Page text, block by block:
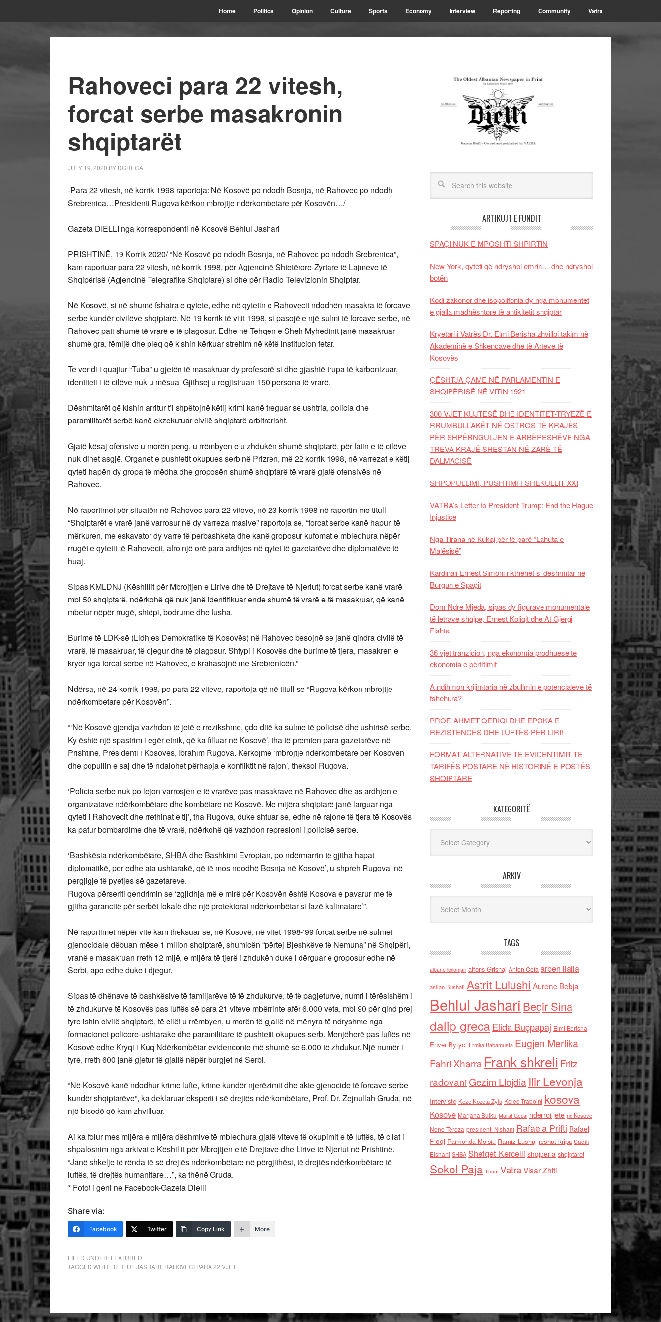
Home Politics Opinion Culture Sports Economy Interview Reporting Community Vatra
Rahoveci para 22 vitesh,
forcat serbe masakronin
shqiptarët
JULY 19, 2020 BY DGRECA
-Para 22 vitesh, në korrik 1998 raportoja: Në Kosovë po ndodh Bosnja, në Rahovec po ndodh
Srebrenica…Presidenti Rugova kërkon mbrojtje ndërkombetare për Kosovën…/
Gazeta DIELLI nga korrespondenti në Kosovë Behlul Jashari
PRISHTINË, 19 Korrik 2020/ “Në Kosovë po ndodh Bosnja, në Rahovec po ndodh Srebrenica”,
kam raportuar para 22 vitesh, në korrik 1998, për Agjencinë Shtetërore-Zyrtare të Lajmeve të
Shqipërisë (Agjencinë Telegrafike Shqiptare) si dhe për Radio Televizionin Shqiptar.
Në Kosovë, si në shumë fshatra e qytete, edhe në qytetin e Rahovecit ndodhën masakra të forcave
serbe kundër civilëve shqiptarë. Në 19 korrik të vitit 1998, si pasojë e një sulmi të forcave serbe, në
Rahovec pati shumë të vrarë e të plagosur. Edhe në Tehqen e Sheh Myhedinit janë masakruar
shumë gra, fëmijë dhe pleq që kishin kërkuar strehim në këtë institucion fetar.
Te vendi i quajtur “Tuba” u gjetën të masakruar dy profesorë si dhe gjashtë trupa të karbonizuar,
identiteti i të cilëve nuk u mësua. Gjithsej u regjistruan 150 persona të vrarë.
Dëshmitarët që kishin arritur t’i shpëtojnë këtij krimi kanë treguar se ushtria, policia dhe
paramilitarët serbë kanë ekzekutuar civilë shqiptarë arbitrarisht.
Gjatë kësaj ofensive u morën peng, u rrëmbyen e u zhdukën shumë shqiptarë, për fatin e të cilëve
nuk dihet asgjë. Organet e pushtetit okupues serb në Prizren, më 22 korrik 1998, në varrezat e këtij
qyteti hapën dy gropa të mëdha dhe groposën shumë shqiptarë të vrarë gjatë ofensivës në
Rahovec.
Në raportimet për situatën në Rahovec para 22 viteve, në 23 korrik 1998 në raportin me titull
“Shqiptarët e vrarë janë varrosur në dy varreza masive” raportoja se, “forcat serbe kanë hapur, të
mërkuren, me eskavator dy varre të perbashketa dhe kanë groposur kufomat e mbledhura nëpër
rrugët e qytetit të Rahovecit, afro një orë para ardhjes në qytet të gazetarëve dhe diplomatëve të
huaj.
Sipas KMLDNJ (Këshillit për Mbrojtjen e Lirive dhe të Drejtave të Njeriut) forcat serbe kanë vrarë
mbi 50 shqiptarë, ndërkohë që nuk janë identifikuar ende shumë të vrarë e të masakruar, që kanë
mbetur nëpër rrugë, shtëpi, bodrume dhe fusha.
Burime të LDK-së (Lidhjes Demokratike të Kosovës) në Rahovec besojnë se janë qindra civilë të
vrarë, të masakruar, të djegur dhe të plagosur. Shtypi i Kosovës dhe burime të tjera, masakren e
kryer nga forcat serbe në Rahovec, e krahasojnë me Srebrenicën.”
Ndërsa, në 24 korrik 1998, po para 22 viteve, raportoja që në titull se “Rugova kërkon mbrojtje
ndërkombetare për Kosovën”.
“‘Në Kosovë gjendja vazhdon të jetë e rrezikshme, çdo ditë ka sulme të policisë dhe ushtrisë serbe.
Ky është një spastrim i egër etnik, që ka filluar në Kosovë’, tha të premten para gazetarëve në
Prishtinë, Presidenti i Kosovës, Ibrahim Rugova. Kerkojmë ‘mbrojtje ndërkombëtare për Kosovën
dhe popullin e saj dhe të ndalohet përhapja e konfliktit në rajon’, theksoi Rugova.
‘Policia serbe nuk po lejon varrosjen e të vrarëve pas masakrave në Rahovec dhe as ardhjen e
organizatave ndërkombëtare dhe kombëtare në Kosovë. Me mijëra shqiptarë janë larguar nga
qyteti i Rahovecit dhe rrethinat e tij’, tha Rugova, duke shtuar se, edhe në rajone të tjera të Kosovës
ka patur bombardime dhe të vrarë, ndërkohë që vazhdon represioni i policisë serbe.
‘Bashkësia ndërkombëtare, SHBA dhe Bashkimi Evropian, po ndërmarrin të gjitha hapat
diplomatikë, por edhe ata ushtarakë, që të mos ndodhë Bosnja në Kosovë’, u shpreh Rugova, në
pergjigje të pyetjes së gazetareve.
Rugova përseriti qendrimin se ‘zgjidhja më e mirë për Kosovën është Kosova e pavarur me të
gjitha garancitë për serbët lokalë dhe një protektorat ndërkombëtar si fazë kalimatare’”.
Në raportimet nëpër vite kam theksuar se, në Kosovë, në vitet 1998-‘99 forcat serbe në sulmet
gjenocidale dëbuan mëse 1 milion shqiptarë, shumicën “përtej Bjeshkëve të Nemuna” në Shqipëri,
vranë e masakruan rreth 12 mijë, e mijëra të tjerë i zhdukën duke i dërguar e groposur edhe në
Serbi, apo edhe duke i djegur.
Sipas të dhënave të bashkësive të familjarëve të të zhdukurve, të të pagjeturve, numri i tërësishëm i
të zhdukurve të Kosovës pas luftës së para 21 viteve mbërrinte afër 6.000 veta, mbi 90 për qind prej
tyre ishin civilë shqiptarë, të cilët u rrëmbyen, u morën të gjallë në mënyra të ndryshme nga
formacionet policore-ushtarake dhe paramilitare të pushtetit okupues serb. Menjëherë pas luftës në
Kosovë edhe Kryqi i Kuq Ndërkombëtar evidenconte më shumë se 6.000 të zhdukur. Një numër i
tyre, rreth 600 janë gjetur të gjallë nëpër burgjet në Serbi.
“Në Kosovë kanë ndodhur krime lufte, krime kundër njerëzimit dhe akte gjenocide të forcave serbe
kundër shqiptarëve”, ka deklaruar eksperti i së drejtës ndërkombëtare, Prof. Dr. Zejnullah Gruda, në
një bisedë që kam zhvilluar.
Ai ka folur mes mijëra e mijëra dëshmive të mbledhura gjatë viteve të okupimit e të luftës, të cilat i
shpalosnim nga arkivat e Këshillit për Mbrojtjen e të Drejtave dhe Lirive të Njeriut në Prishtinë.
“Janë shkelje të rënda të së drejtës ndërkombëtare në përgjithësi, të drejtës ndërkombëtare të
luftës, të drejtës humanitare…”, ka thënë Gruda.
* Fotot i geni ne Facebook-Gazeta Dielli
Share via:
Facebook Twitter Copy Link More
FILED UNDER: FEATURED
TAGGED WITH: BEHLUL JASHARI RAHOVECI PARA 22 VJET
ARTIKUJT E FUNDIT
SPAÇI NUK E MPOSHTI SHPIRTIN
New York, qyteti që ndryshoi emrin… dhe ndryshoi
botën
Kodi zakonor dhe isopolifonia dy nga monumentet
e gjalla madhështore të antikitetit shqiptar
Kryetari i Vatrës Dr. Elmi Berisha zhvilloi takim në
Akademinë e Shkencave dhe të Arteve të
Kosovës
ÇËSHTJA ÇAME NË PARLAMENTIN E
SHQIPËRISË NË VITIN 1921
300 VJET KUJTESË DHE IDENTITET-TRYEZË E
RRUMBULLAKËT NË OSTROS TË KRAJËS
PËR SHPËRNGULJEN E ARBËRESHËVE NGA
TREVA KRAJË-SHESTAN NË ZARË TË
DALMACISË
SHPOPULLIMI, PUSHTIMI I SHEKULLIT XXI
VATRA’s Letter to President Trump: End the Hague
Injustice
Nga Tirana në Kukaj për të parë “Lahuta e
Malësisë”
Kardinali Ernest Simoni rikthehet si dëshmitar në
Burgun e Spaçit
Dom Ndre Mjeda, sipas dy figurave monumentale
të letrave shqipe, Ernest Koliqit dhe At Gjergj
Fishta
36 vjet tranzicion, nga ekonomia prodhuese te
ekonomia e përfitimit
A ndihmon krijimtaria në zbulimin e potencialeve të
fshehura?
PROF. AHMET QERIQI DHE EPOKA E
REZISTENCЁS DHE LUFTЁS PЁR LIRI!
FORMAT ALTERNATIVE TË EVIDENTIMIT TË
TARIFËS POSTARE NË HISTORINË E POSTËS
SHQIPTARE
KATEGORITË
ARKIV
TAGS
albano kolonjari alfons Grishaj Anton Cefa arben llalla
asllan Bushati Astrit Lulushi Aurenc Bebja
Behlul Jashari Beqir Sina
dalip grecaElida Buçpapaj Elmi Berisha
Enver Bytyci Ermira Babamusta Eugjen Merlika
Fahri Xharra Frank shkreli Fritz
radovaniGezim Llojdia Ilir Levonja
Interviste Keze Kozeta Zylo Kolec Traboini kosova
Kosove Marjana Bulku Murat Gecaj nderroi jete ne Kosove
Nene Tereza presidenti Nishani Rafaela Prifti Rafael
Floqi Raimonda Moisiu Ramiz Lushaj reshat kripa Sadik
Elshani SHBA Shefqet Kercelli shqiperia shqiptaret
Sokol Paja Thaci VatraVisar Zhiti